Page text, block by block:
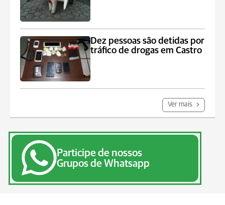
Dez pessoas são detidas por
tráfico de drogas em Castro
Ver mais
Participe de nossos
Grupos de Whatsapp